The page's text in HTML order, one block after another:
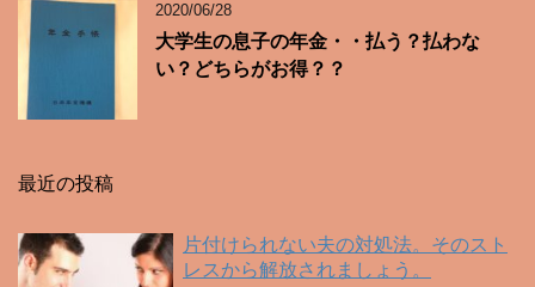
2020/06/28
大学生の息子の年金・・払う？払わな
い？どちらがお得？？
最近の投稿
片付けられない夫の対処法。そのスト
レスから解放されましょう。